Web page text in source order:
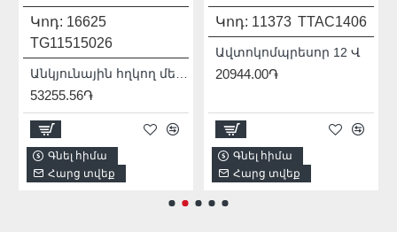
Կոդ: 16625
TG11515026
53255.56֏
Գնել հիմա
Հարց տվեք
Կոդ: 11373 TTAC1406
Ավտոկոմպրեսոր 12 Վ
20944.00֏
Գնել հիմա
Հարց տվեք